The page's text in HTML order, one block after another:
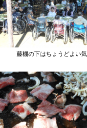
藤棚の下はちょうどよい